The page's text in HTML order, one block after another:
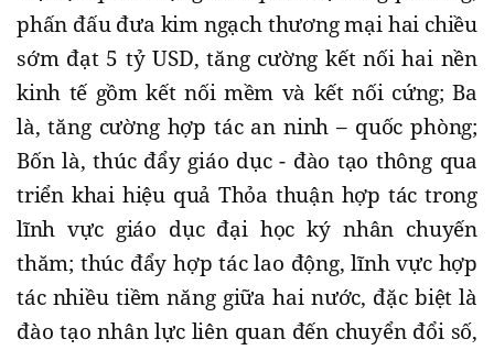
phấn đấu đưa kim ngạch thương mại hai chiều
sớm đạt 5 tỷ USD, tăng cường kết nối hai nền
kinh tế gồm kết nối mềm và kết nối cứng; Ba
là, tăng cường hợp tác an ninh – quốc phòng;
Bốn là, thúc đẩy giáo dục - đào tạo thông qua
triển khai hiệu quả Thỏa thuận hợp tác trong
lĩnh vực giáo dục đại học ký nhân chuyến
thăm; thúc đẩy hợp tác lao động, lĩnh vực hợp
tác nhiều tiềm năng giữa hai nước, đặc biệt là
đào tạo nhân lực liên quan đến chuyển đổi số,